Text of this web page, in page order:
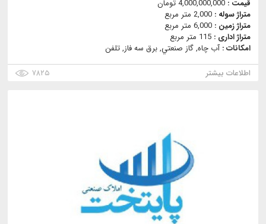
قیمت : 4,000,000,000 تومان
متراژ سوله : 2,000 متر مربع
متراژ زمین : 6,000 متر مربع
متراژ اداری : 115 متر مربع
امکانات :آب چاه, گاز صنعتي, برق سه فاز, تلفن
اطلاعات بیشتر
۷۸۲۵